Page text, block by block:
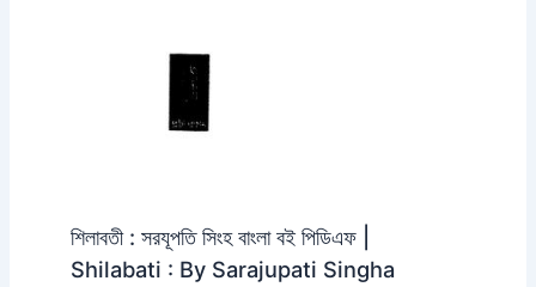
শিলাবতী : সরযূপতি সিংহ বাংলা বই পিডিএফ |
Shilabati : By Sarajupati Singha